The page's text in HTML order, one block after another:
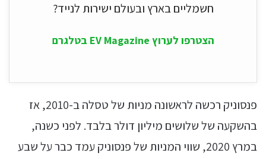
חשמליים בארץ ובעולם ישירות לנייד?
הצטרפו לערוץ EV Magazine בטלגרם
פנסוניק רכשה לראשונה מניות של טסלה ב-2010, אז
בהשקעה של שלושים מיליון דולר בלבד. לפני כשנה,
במרץ 2020, שווי המניות של פנסוניק עמד כבר על שבע